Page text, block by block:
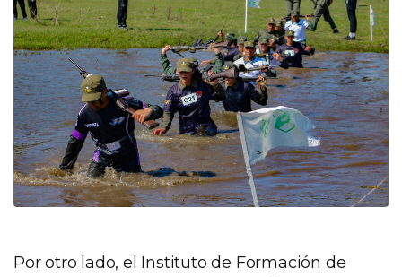
Por otro lado, el Instituto de Formación de